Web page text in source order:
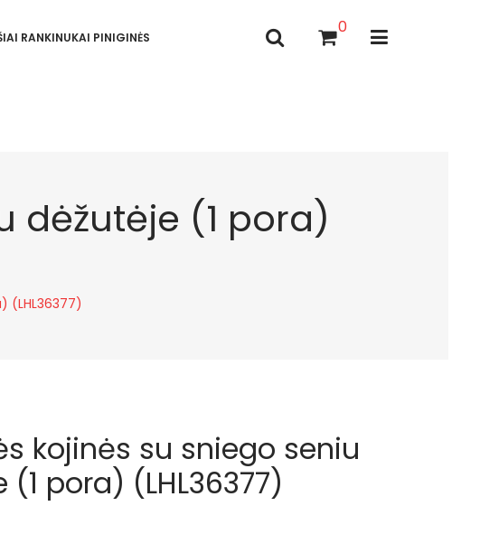
RANKINUKAI PINIGINĖS
0
dėžutėje (1 pora)
(LHL36377)
kojinės su sniego seniu
pora) (LHL36377)